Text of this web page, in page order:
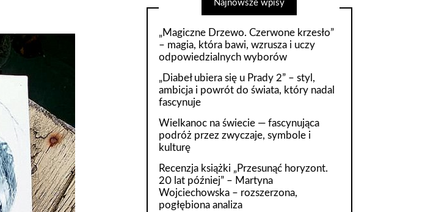
Najnowsze wpisy
„Magiczne Drzewo. Czerwone krzesło”
– magia, która bawi, wzrusza i uczy
odpowiedzialnych wyborów
„Diabeł ubiera się u Prady 2” – styl,
ambicja i powrót do świata, który nadal
fascynuje
Wielkanoc na świecie — fascynująca
podróż przez zwyczaje, symbole i
kulturę
Recenzja książki „Przesunąć horyzont.
20 lat później” – Martyna
Wojciechowska – rozszerzona,
pogłębiona analiza